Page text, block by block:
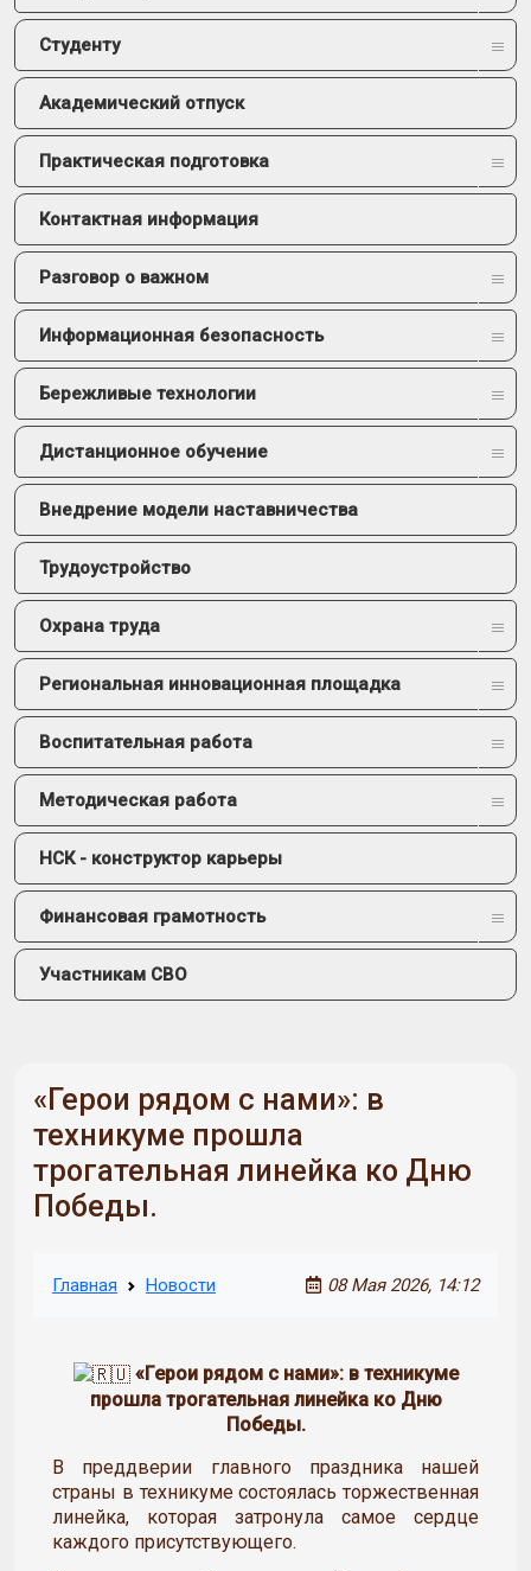
Студенту
Академический отпуск
Практическая подготовка
Контактная информация
Разговор о важном
Информационная безопасность
Бережливые технологии
Дистанционное обучение
Внедрение модели наставничества
Трудоустройство
Охрана труда
Региональная инновационная площадка
Воспитательная работа
Методическая работа
НСК - конструктор карьеры
Финансовая грамотность
Участникам СВО
«Герои рядом с нами»: в
техникуме прошла
трогательная линейка ко Дню
Победы.
Главная Новости 08 Мая 2026, 14:12
«Герои рядом с нами»: в техникуме
прошла трогательная линейка ко Дню
Победы.
В преддверии главного праздника нашей
страны в техникуме состоялась торжественная
линейка, которая затронула самое сердце
каждого присутствующего.